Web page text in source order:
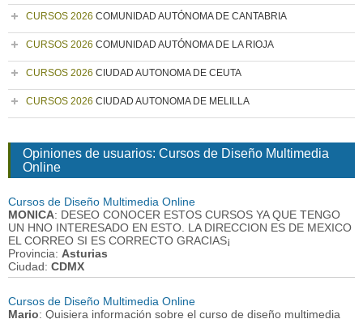
CURSOS 2026 COMUNIDAD AUTÓNOMA DE CANTABRIA
CURSOS 2026 COMUNIDAD AUTÓNOMA DE LA RIOJA
CURSOS 2026 CIUDAD AUTONOMA DE CEUTA
CURSOS 2026 CIUDAD AUTONOMA DE MELILLA
Opiniones de usuarios: Cursos de Diseño Multimedia
Online
Cursos de Diseño Multimedia Online
MONICA: DESEO CONOCER ESTOS CURSOS YA QUE TENGO
UN HNO INTERESADO EN ESTO. LA DIRECCION ES DE MEXICO
EL CORREO SI ES CORRECTO GRACIAS¡
Provincia: Asturias
Ciudad: CDMX
Cursos de Diseño Multimedia Online
Mario: Quisiera información sobre el curso de diseño multimedia